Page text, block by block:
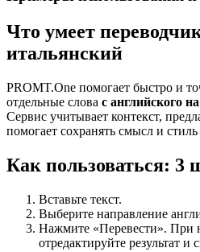
Что умеет
итальянский
PROMT.One помогает быстро и
отдельные слова с английского
Сервис учитывает контекст,
помогает сохранять смысл и
Как пользоваться: 3
Вставьте текст.
Выберите направление
Нажмите «Перевести». При
отредактируйте результат и